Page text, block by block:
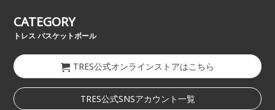
CATEGORY
トレス バスケットボール
TRES公式オンラインストアはこちら
TRES公式SNSアカウント一覧